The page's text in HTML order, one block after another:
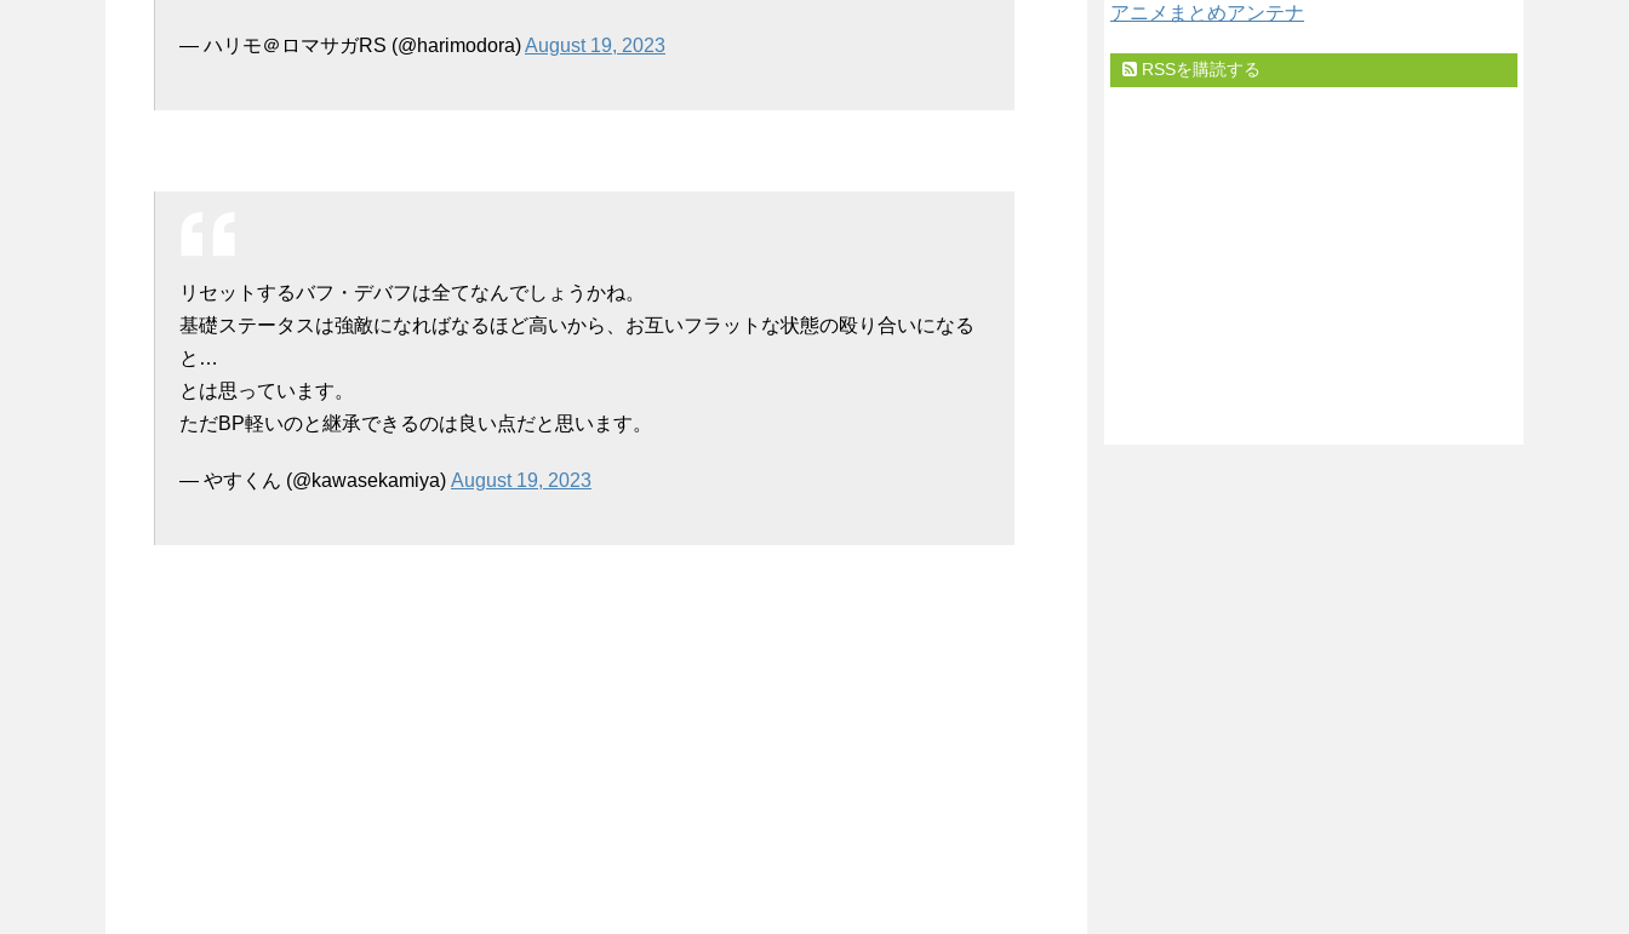
— ハリモ＠ロマサガRS (@harimodora)August 19, 2023
リセットするバフ・デバフは全てなんでしょうかね。
基礎ステータスは強敵になればなるほど高いから、お互いフラットな状態の殴り合いになる
と…
とは思っています。
ただBP軽いのと継承できるのは良い点だと思います。
— やすくん (@kawasekamiya) August 19, 2023
アニメまとめアンテナ
RSSを購読する